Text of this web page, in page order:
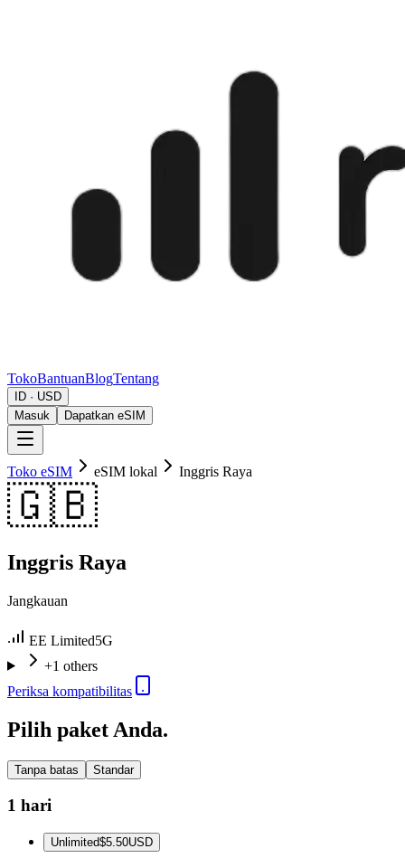
TokoBantuanBlogTentang
ID · USD
Masuk
Dapatkan eSIM
Toko eSIM eSIM lokal Inggris Raya
🇬🇧
Inggris Raya
Jangkauan
EE Limited5G
+1 others
Periksa kompatibilitas
Pilih paket Anda.
Tanpa batas Standar
1 hari
Unlimited$5.50USD